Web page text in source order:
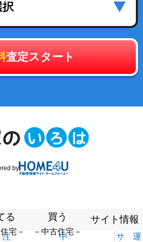
択
査定スタート
by
る
宅－
注
買う
－中古住宅－
中
サイト情報
サ
運